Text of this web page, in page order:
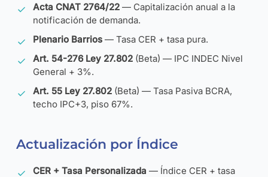
Acta CNAT 2764/22— Capitalización anual a la
notificación de demanda.
Plenario Barrios— Tasa CER + tasa pura.
Art. 54-276 Ley 27.802(Beta) — IPC INDEC Nivel
General + 3%.
Art. 55 Ley 27.802(Beta) — Tasa Pasiva BCRA,
techo IPC+3, piso 67%.
Actualización por Índice
CER + Tasa Personalizada — Índice CER + tasa